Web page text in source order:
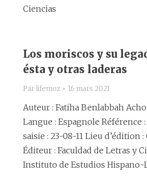
Ciencias
Los moriscos y su
ésta y otras laderas
Par lifemoz 16 mars 2021
Auteur : Fatiha Benlabbah
Langue : Espagnole Référence :
saisie : 23-08-11 Lieu d’édition :
Éditeur : Faculdad de Letras y
Instituto de Estudios Hispano-